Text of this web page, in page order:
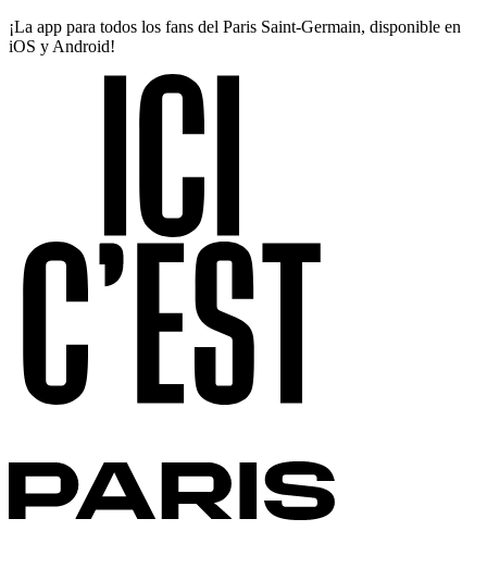
¡La app para todos los fans del Paris Saint-Germain, disponible en
iOS y Android!